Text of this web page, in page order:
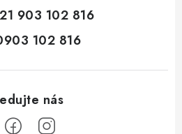
903 102 816
102 816